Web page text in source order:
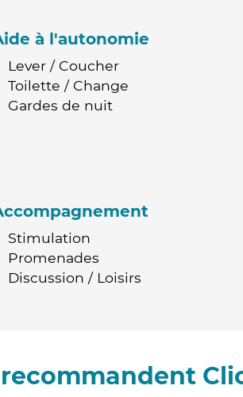
à l'autonomie
Lever / Coucher
Toilette / Change
Gardes de nuit
Stimulation
Promenades
Discussion / Loisirs